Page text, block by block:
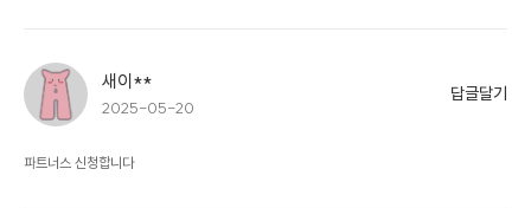
새이**
2025-05-20
답글달기
파트너스 신청합니다